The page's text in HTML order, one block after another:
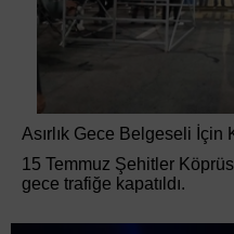
Asırlık Gece Belgeseli İçin
15 Temmuz Şehitler
gece trafiğe kapatıldı.